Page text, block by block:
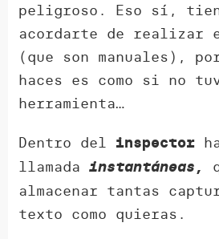
peligroso. Eso sí,
acordarte de realizar
(que son manuales),
haces es como si no
herramienta…
Dentro del inspector
llamadainstantáneas,
almacenar tantas
texto como quieras.